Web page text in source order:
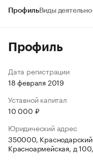
ПрофильВиды
Профиль
Дата регистрации
18 февраля 2019
Уставной капитал
10 000 ₽
Юридический адрес
350000,
Красноармейская, д